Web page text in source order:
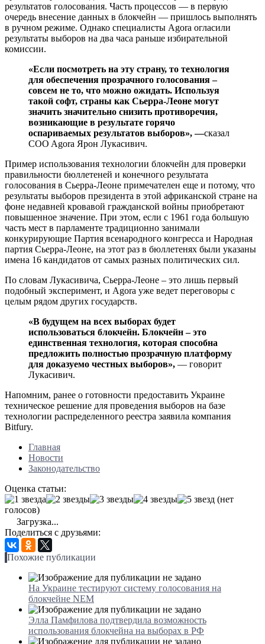
результатов голосования. Часть процессов — в первую
очередь внесение данных в блокчейн — пришлось выполнять
в ручном режиме. Однако специалисты Agora огласили
результаты выборов на два часа раньше избирательной
комиссии.
«Если посмотреть на эту страну, то технология
для обеспечения прозрачного голосования –
совсем не то, что можно ожидать. Используя
такой софт, страны как Сьерра-Леоне могут
значить значительно снизить противоречия,
возникающие в результате горячо
оспариваемых результатов выборов», —сказал
COO Agora Ярон Лукасивич.
Пример использования технологии блокчейн для проверки
правильности бюллетеней и конечного результата
голосования в Сьерра-Леоне примечателен еще и потому, что
результаты выборов президента в этой африканской стране на
фоне недавней кровавой гражданской войны приобретают
повышенное значение. При этом, если с 1961 года большую
часть мест в парламенте традиционно занимали
конкурирующие Партия всенародного конгресса и Народная
партия Сьерра-Леоне, на этот раз в бюллетенях были указаны
имена 16 кандидатов от самых разных политических сил.
По словам Лукасивича, Сьерра-Леоне – это лишь первый
подобный эксперимент, и Agora уже ведет переговоры с
целым рядом других государств.
«В будущем на всех выборах будет
использоваться блокчейн. Блокчейн – это
единственная технология, которая способна
предложить полностью прозрачную платформу
для доказуемо честных выборов», — говорит
Лукасивич.
Напомним, ранее о готовности предоставить Украине
техническое решение для проведения выборов на базе
технологии распределенного реестра заявила компания
Bitfury.
Главная
Новости
Законодательство
Оценка статьи:
(нет
голосов)
Загрузка...
Поделиться с друзьями:
Похожие публикации
На Украине тестируют систему голосования на
блокчейне NEM
Элла Памфилова подтвердила возможность
использования блокчейна на выборах в РФ